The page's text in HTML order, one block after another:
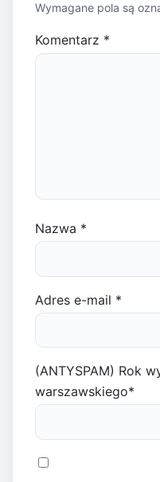
Wymagane pola są
Komentarz *
Nazwa *
Adres e-mail *
(ANTYSPAM) Rok
warszawskiego*